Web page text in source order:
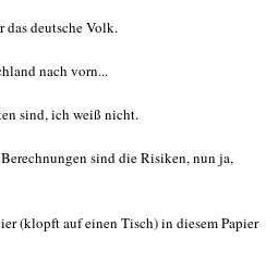
deutsche Volk.
nach vorn...
sind, ich weiß nicht.
sind die Risiken, nun ja,
(klopft auf einen Tisch) in diesem Papier